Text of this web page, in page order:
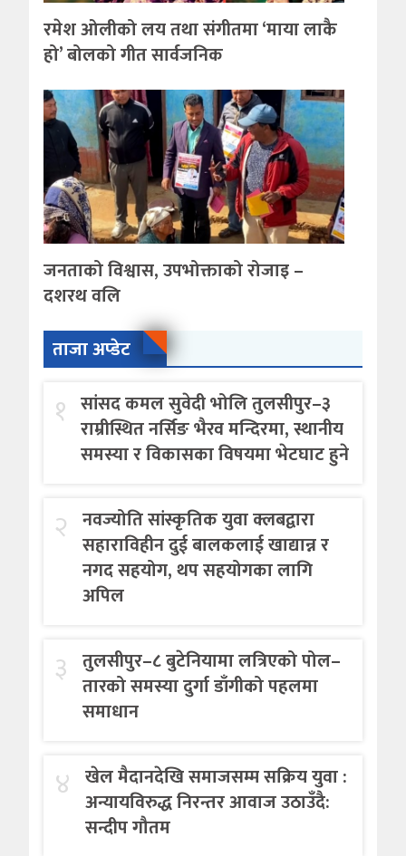
रमेश ओलीको लय तथा संगीतमा ‘माया लाकै
हो’ बोलको गीत सार्वजनिक
जनताको विश्वास, उपभोक्ताको रोजाइ –
दशरथ वलि
ताजा अप्डेट
१ सांसद कमल सुवेदी भोलि तुलसीपुर–३
राम्रीस्थित नर्सिङ भैरव मन्दिरमा, स्थानीय
समस्या र विकासका विषयमा भेटघाट हुने
२ नवज्योति सांस्कृतिक युवा क्लबद्वारा
सहाराविहीन दुई बालकलाई खाद्यान्न र
नगद सहयोग, थप सहयोगका लागि
अपिल
३ तुलसीपुर–८ बुटेनियामा लत्रिएको पोल–
तारको समस्या दुर्गा डाँगीको पहलमा
समाधान
४ खेल मैदानदेखि समाजसम्म सक्रिय युवा :
अन्यायविरुद्ध निरन्तर आवाज उठाउँदै:
सन्दीप गौतम